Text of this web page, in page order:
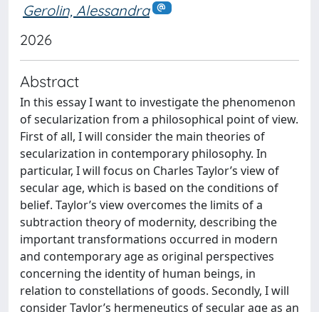
Gerolin, Alessandra
2026
Abstract
In this essay I want to investigate the phenomenon
of secularization from a philosophical point of view.
First of all, I will consider the main theories of
secularization in contemporary philosophy. In
particular, I will focus on Charles Taylor’s view of
secular age, which is based on the conditions of
belief. Taylor’s view overcomes the limits of a
subtraction theory of modernity, describing the
important transformations occurred in modern
and contemporary age as original perspectives
concerning the identity of human beings, in
relation to constellations of goods. Secondly, I will
consider Taylor’s hermeneutics of secular age as an